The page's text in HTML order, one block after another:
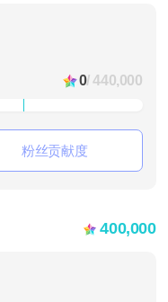
0/ 440,000
粉丝贡献度
400,000